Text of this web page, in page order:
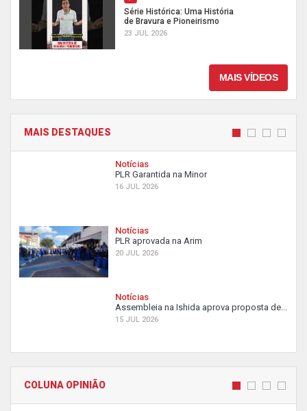
Série Histórica: Uma História
de Bravura e Pioneirismo
23 JUL 2026
MAIS VÍDEOS
MAIS DESTAQUES
Notícias
PLR Garantida na Minor
16 JUL 2026
Notícias
PLR aprovada na Arim
20 JUL 2026
Notícias
Assembleia na Ishida aprova proposta de...
15 JUL 2026
COLUNA OPINIÃO